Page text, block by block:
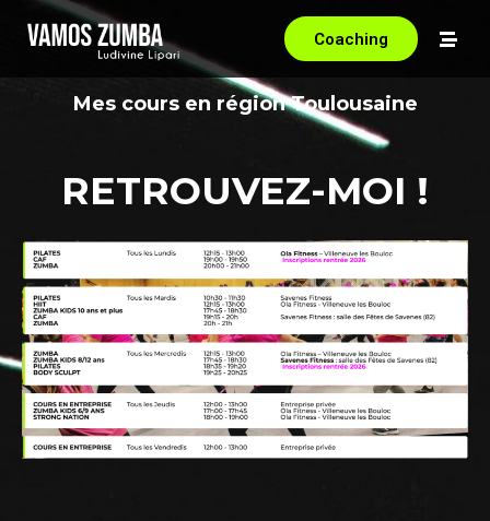
Coaching
Mes cours en région Toulousaine
RETROUVEZ-MOI !